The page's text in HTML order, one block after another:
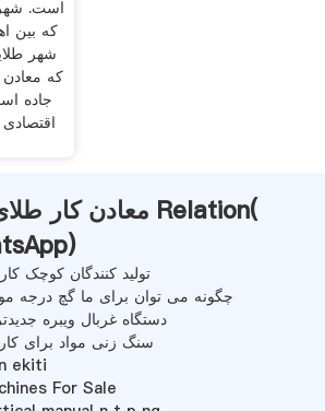
که بین
شهر
که
جاده
معادن کار طلای ژوهانسبورگ Relation(
)
تولید کنندگان کوچک
چگونه می توان برای ما گچ درجه
دستگاه غربال ویبره
سنگ زنی مواد برای
ekiti
For Sale